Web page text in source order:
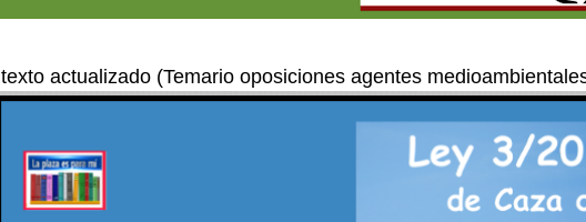
texto actualizado (Temario oposiciones agentes